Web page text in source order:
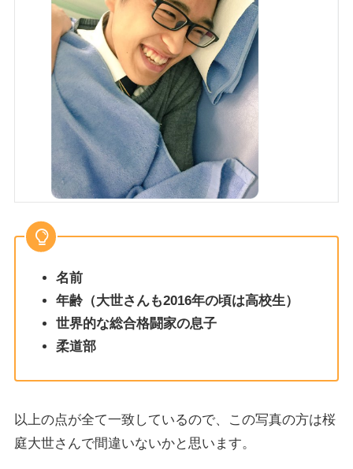
名前
年齢（大世さんも2016年の頃は高校生）
世界的な総合格闘家の息子
柔道部
以上の点が全て一致しているので、この写真の方は桜
庭大世さんで間違いないかと思います。